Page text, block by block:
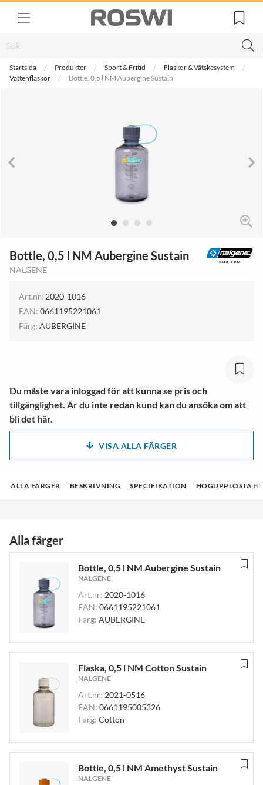
Startsida Produkter Sport & Fritid
Flaskor & Vätskesystem
Vattenflaskor
Bottle, 0,5 l NM Aubergine Sustain
Bottle, 0,5 l NM Aubergine Sustain
NALGENE
Art.nr: 2020-1016
EAN: 0661195221061
Färg: AUBERGINE
Du måste vara inloggad för att kunna se pris och
tillgänglighet. Är du inte redan kund kan du ansöka om att
bli det här.
VISA ALLA FÄRGER
ALLA FÄRGER BESKRIVNING SPECIFIKATION HÖGUPPLÖSTA
Alla färger
Bottle, 0,5 l NM Aubergine Sustain
NALGENE
Art.nr: 2020-1016
EAN: 0661195221061
Färg: AUBERGINE
Flaska, 0,5 l NM Cotton Sustain
NALGENE
Art.nr: 2021-0516
EAN: 0661195005326
Färg: Cotton
Bottle, 0,5 l NM Amethyst Sustain
NALGENE